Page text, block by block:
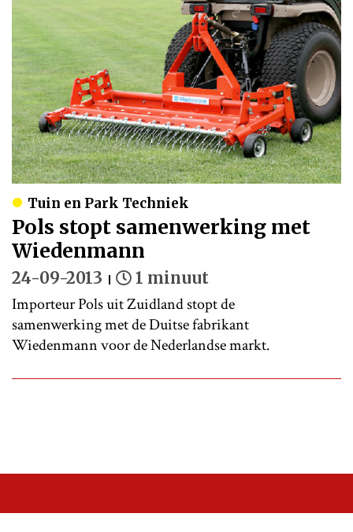
Tuin en Park Techniek
Pols stopt samenwerking met
Wiedenmann
24-09-2013 1 minuut
Importeur Pols uit Zuidland stopt de
samenwerking met de Duitse fabrikant
Wiedenmann voor de Nederlandse markt.